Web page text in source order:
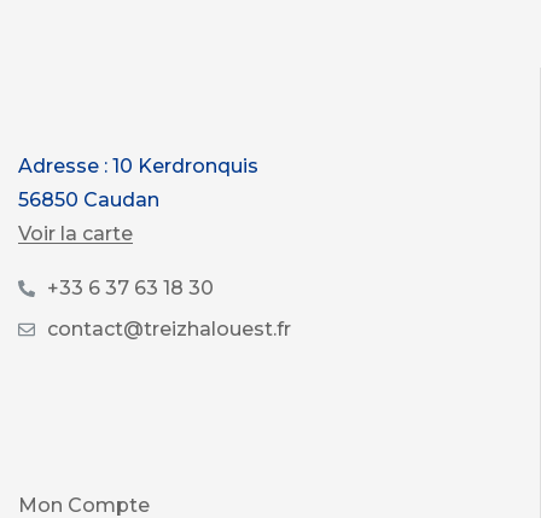
Adresse : 10 Kerdronquis
56850 Caudan
Voir la carte
+33 6 37 63 18 30
contact@treizhalouest.fr
Mon Compte